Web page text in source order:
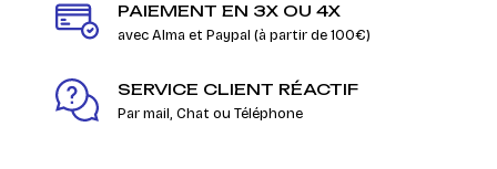
PAIEMENT EN 3X OU 4X
avec Alma et Paypal (à partir de 100€)
SERVICE CLIENT RÉACTIF
Par mail, Chat ou Téléphone